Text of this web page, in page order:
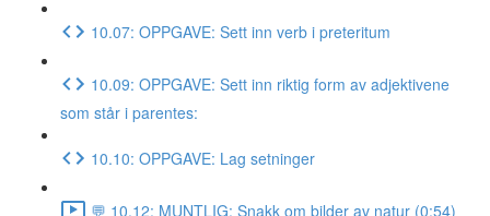
10.07: OPPGAVE: Sett inn verb i preteritum
10.09: OPPGAVE: Sett inn riktig form av adjektivene
som står i parentes:
10.10: OPPGAVE: Lag setninger
💬 10.12: MUNTLIG: Snakk om bilder av natur (0:54)